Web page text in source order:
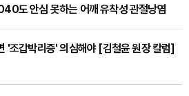
도 안심 못하는 어깨 유착성 관절낭염
'조갑박리증' 의심해야 [김철윤 원장 칼럼]